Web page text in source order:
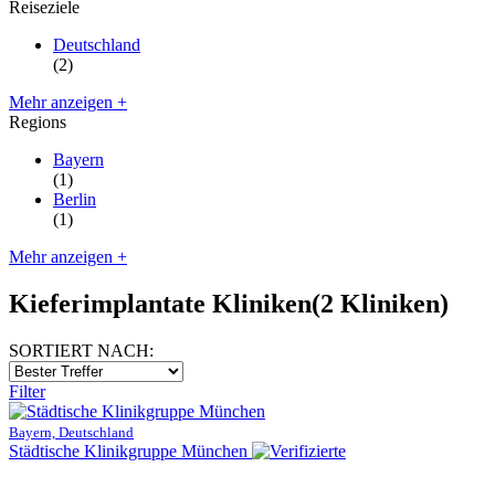
Reiseziele
Deutschland
(2)
Mehr anzeigen +
Regions
Bayern
(1)
Berlin
(1)
Mehr anzeigen +
Kieferimplantate Kliniken(2 Kliniken)
SORTIERT NACH:
Filter
Bayern, Deutschland
Städtische Klinikgruppe München